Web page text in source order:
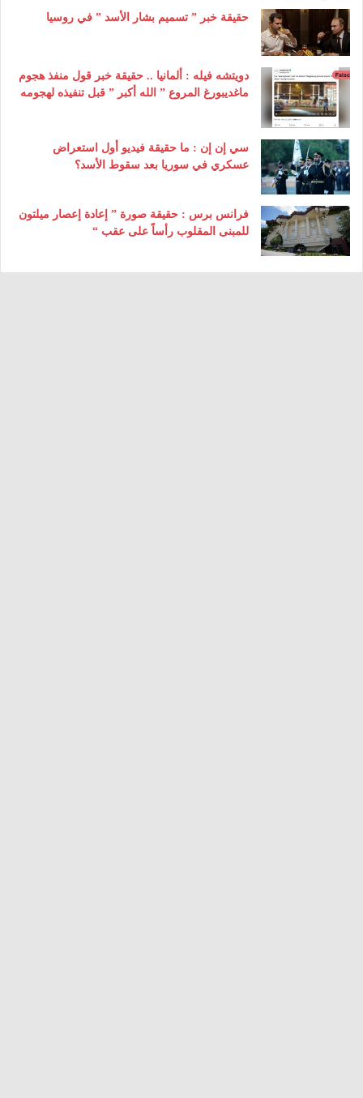
حقيقة خبر ” تسميم بشار الأسد ” في روسيا
دويتشه فيله : ألمانيا .. حقيقة خبر قول منفذ هجوم
ماغديبورغ المروع ” الله أكبر ” قبل تنفيذه لهجومه
سي إن إن : ما حقيقة فيديو أول استعراض
عسكري في سوريا بعد سقوط الأسد؟
فرانس برس : حقيقة صورة ” إعادة إعصار ميلتون
للمبنى المقلوب رأساً على عقب “